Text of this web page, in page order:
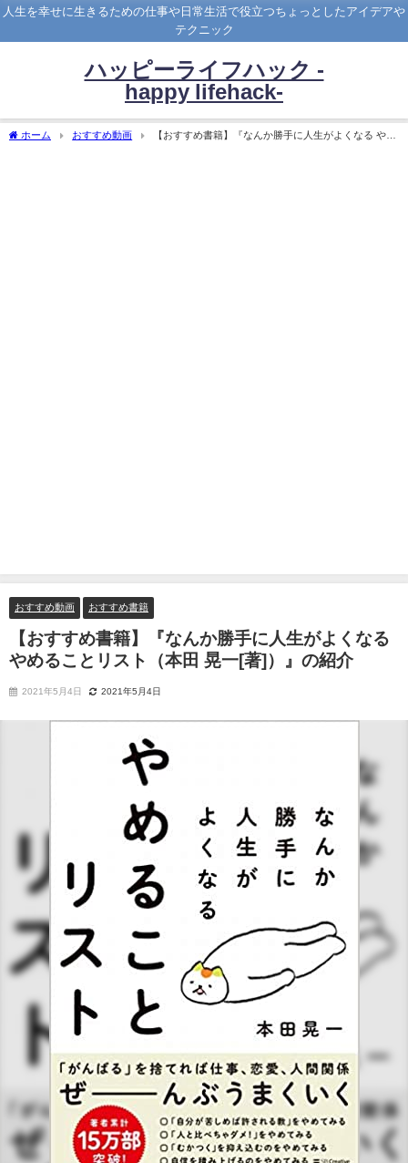
人生を幸せに生きるための仕事や日常生活で役立つちょっとしたアイデアや
テクニック
ハッピーライフハック -
happy lifehack-
ホーム おすすめ動画
【おすすめ書籍】『なんか勝手に人生がよくなる やめ
おすすめ動画 おすすめ書籍
【おすすめ書籍】『なんか勝手に人生がよくなる
やめることリスト（本田 晃一[著]）』の紹介
2021年5月4日 2021年5月4日